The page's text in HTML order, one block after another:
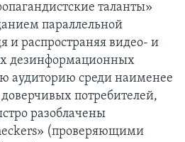
таланты»
параллельной
и распространяя видео- и
дезинформационных
аудиторию среди наименее
потребителей,
разоблачены
(проверяющими